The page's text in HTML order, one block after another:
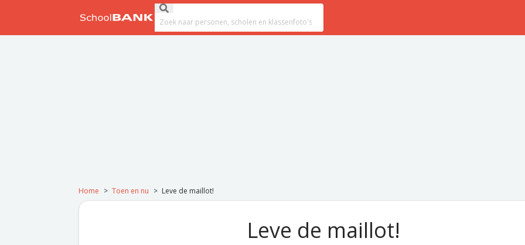
Submit search
Search field
Home > Toen en nu > Leve de maillot!
Leve de maillot!